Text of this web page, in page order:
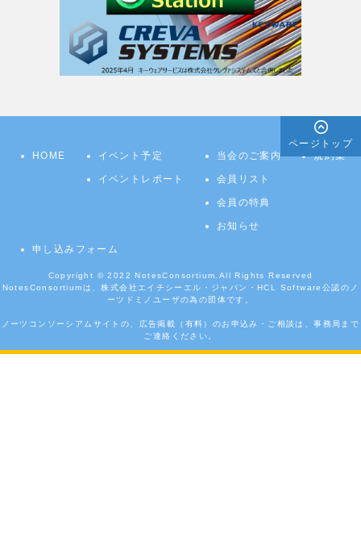
HOME イベント予定
イベントレポート
当会のご案内
会員リスト
会員の特典
お知らせ
規約集
申し込みフォーム
ページトップ
Copyright © 2022NotesConsortium. All Rights Reserved
NotesConsortiumは、株式会社エイチシーエル・ジャパン・HCL Software公認のノ
ーツドミノユーザの為の団体です。
ノーツコンソーシアムサイトの、広告掲載（有料）のお申込み・ご相談は、事務局まで
ご連絡ください。